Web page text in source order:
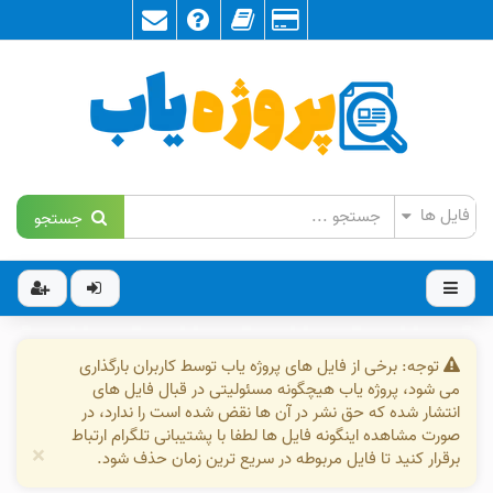
جستجو
توجه: برخی از فایل های پروژه یاب توسط کاربران بارگذاری
می شود، پروژه یاب هیچگونه مسئولیتی در قبال فایل های
انتشار شده که حق نشر در آن ها نقض شده است را ندارد، در
صورت مشاهده اینگونه فایل ها لطفا با پشتیبانی تلگرام ارتباط
برقرار کنید تا فایل مربوطه در سریع ترین زمان حذف شود.
×